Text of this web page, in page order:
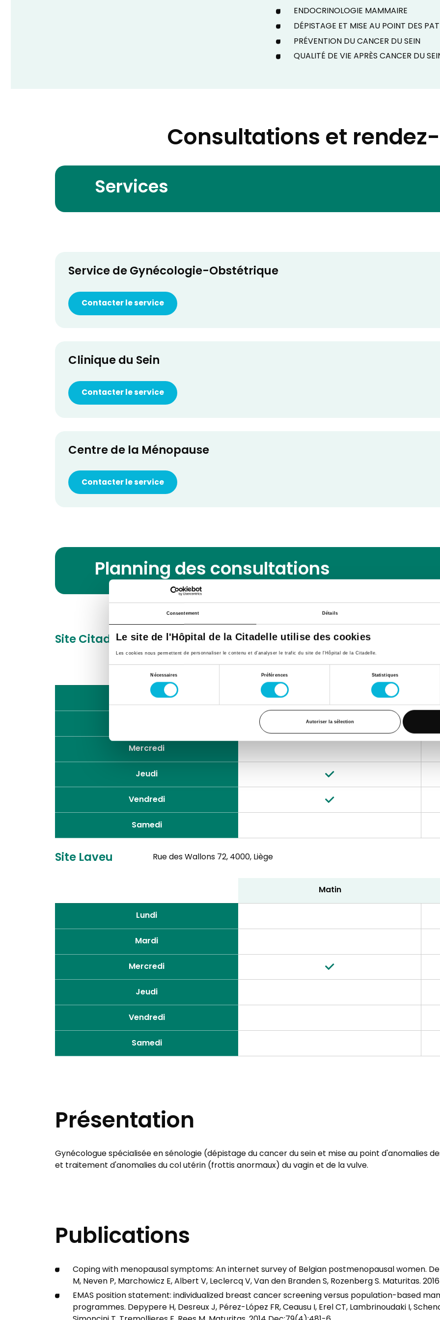
Consentement Détails
Le site de l'Hôpital de la Citadelle utilise des cookies
Les cookies nous permettent de personnaliser le contenu et d’analyser le trafic du site de l'Hôpital de la Citadelle.
Nécessaires Préférences Statistiques
Autoriser la sélection
ENDOCRINOLOGIE MAMMAIRE
DÉPISTAGE ET MISE AU POINT DES
PRÉVENTION DU CANCER DU SEIN
QUALITÉ DE VIE APRÈS CANCER DU
Consultations et
Services
Service de Gynécologie-Obstétrique
Contacter le service
Clinique du Sein
Contacter le service
Centre de la Ménopause
Contacter le service
Planning des consultations
Site Citadelle Boulevard du 12e de Ligne 1,4000, Liège
Lundi
Mercredi
Jeudi
Vendredi
Samedi
Site Laveu Rue des Wallons 72, 4000, Liège
Matin
Lundi
Mardi
Mercredi
Jeudi
Vendredi
Samedi
Présentation
Gynécologue spécialisée en sénologie (dépistage du cancer du sein et mise au point d'anomalies
et traitement d'anomalies du col utérin (frottis anormaux) du vagin et de la vulve.
Publications
Coping with menopausal symptoms: An internet survey of Belgian postmenopausal women.
M, Neven P, Marchowicz E, Albert V, Leclercq V, Van den Branden S, Rozenberg S. Maturitas.
EMAS position statement: individualized breast cancer screening versus population-based
programmes. Depypere H, Desreux J, Pérez-López FR, Ceausu I, Erel CT, Lambrinoudaki I,